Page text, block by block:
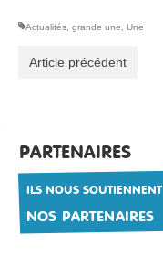
Actualités, grande une, Une
Article précédent
PARTENAIRES
ILS NOUS SOUTIENNENT
NOS PARTENAIRES